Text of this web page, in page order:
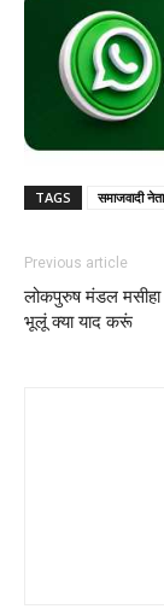
TAGS समाजवादी
Previous article
लोकपुरुष मंडल मसीहा
भूलूं क्या याद करूं